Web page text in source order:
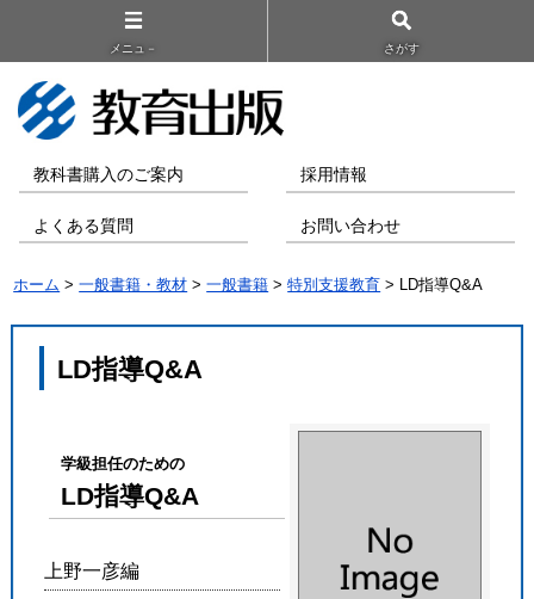
メニュ－ さがす
教科書購入のご案内 採用情報
よくある質問 お問い合わせ
ホーム >一般書籍・教材 >一般書籍 >特別支援教育 > LD指導Q&A
LD指導Q&A
学級担任のための
LD指導Q&A
上野一彦編